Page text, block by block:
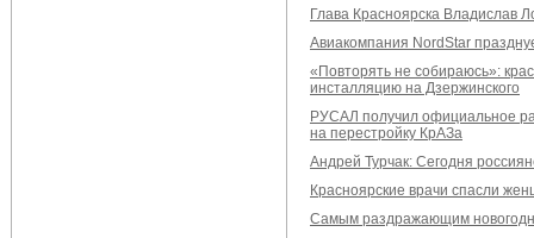
Глава Красноярска Владислав
Авиакомпания NordStar
«Повторять не собираюсь»:
инсталляцию на Дзержинского
РУСАЛ получил официальное
на перестройку КрАЗа
Андрей Турчак: Сегодня
Красноярские врачи спасли
Самым раздражающим